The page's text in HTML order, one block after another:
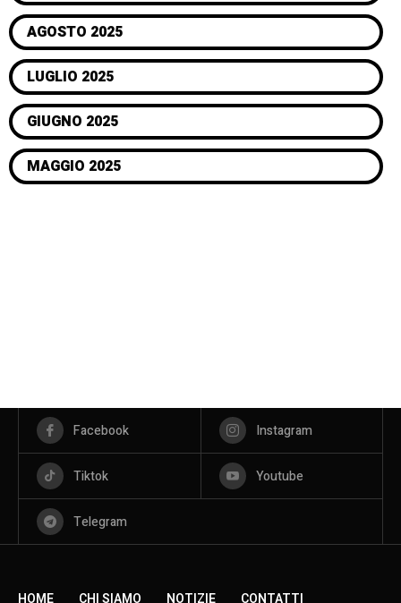
AGOSTO 2025
LUGLIO 2025
GIUGNO 2025
MAGGIO 2025
Facebook Instagram
Tiktok Youtube
Telegram